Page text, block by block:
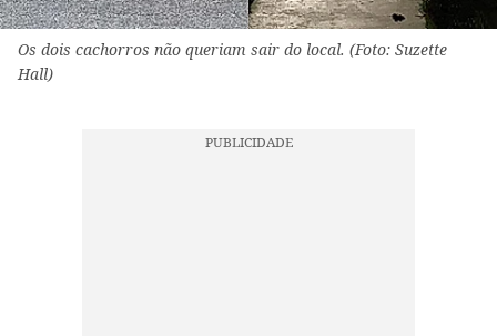
Os dois cachorros não queriam sair do local. (Foto: Suzette
Hall)